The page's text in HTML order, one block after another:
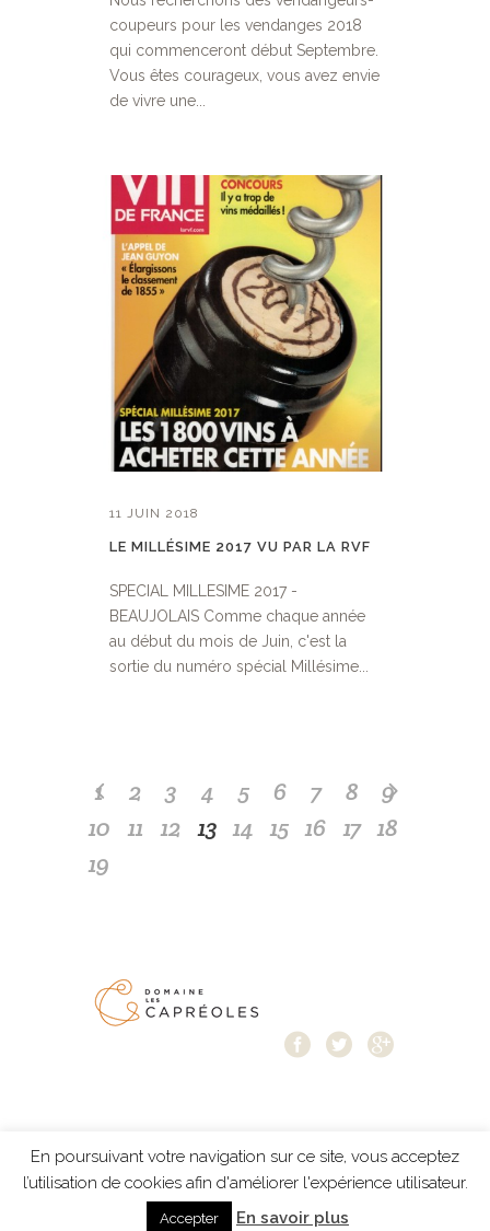
coupeurs pour les vendanges 2018
qui commenceront début Septembre.
Vous êtes courageux, vous avez envie
de vivre une...
11 JUIN 2018
LE MILLÉSIME 2017 VU PAR LA RVF
SPECIAL MILLESIME 2017 -
BEAUJOLAIS Comme chaque année
au début du mois de Juin, c'est la
sortie du numéro spécial Millésime...
1 2 3 4 5 6 7 8
9
10 11 12 13 14 15 16 17 18
19
-Protection des données
création Résonance Communication
En poursuivant votre navigation sur ce site, vous acceptez
l’utilisation de cookies afin d'améliorer l'expérience utilisateur.
Accepter En savoir plus